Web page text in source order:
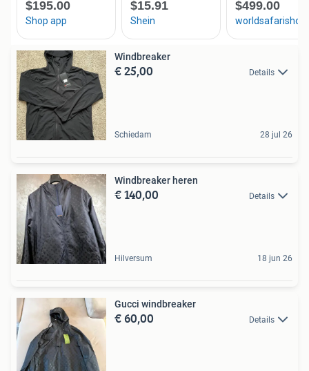
Windbreaker
€ 25,00 Details
Schiedam 28 jul 26
Windbreaker heren
€ 140,00 Details
Hilversum 18 jun 26
Gucci windbreaker
€ 60,00 Details